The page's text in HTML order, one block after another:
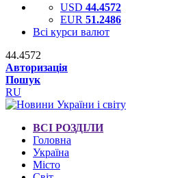
USD 44.4572
EUR 51.2486
Всі курси валют
44.4572
Авторизація
Пошук
RU
ВСІ РОЗДІЛИ
Головна
Україна
Місто